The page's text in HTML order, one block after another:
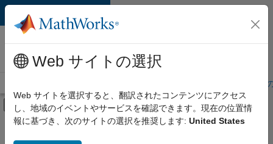
コンテンツへスキップ
MathWorks 採用
情報
学生・キャリア初期
オフキャンバス ナビゲーション メ
メインコンテンツ
絞り込み条件
IT
Web サイトの選択
Web サイトを選択すると、翻訳されたコンテンツにアクセス
し、地域のイベントやサービスを確認できます。現在の位置情
報に基づき、次のサイトの選択を推奨します: United States